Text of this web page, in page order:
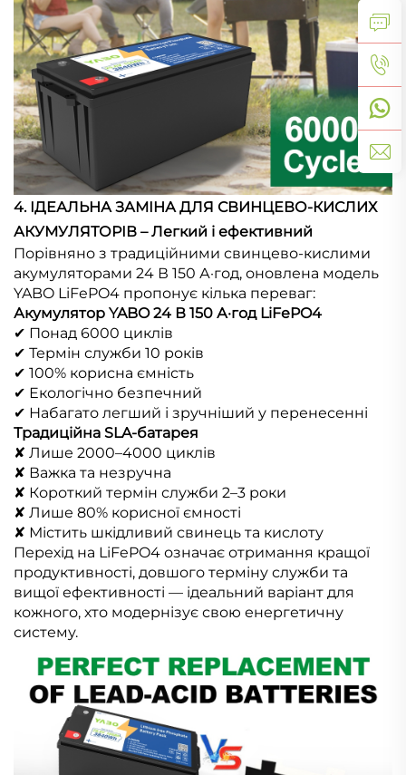
4. ІДЕАЛЬНА ЗАМІНА ДЛЯ СВИНЦЕВО-КИСЛИХ
АКУМУЛЯТОРІВ – Легкий і ефективний
Порівняно з традиційними свинцево-кислими
акумуляторами 24 В 150 А·год, оновлена модель
YABO LiFePO4 пропонує кілька переваг:
Акумулятор YABO 24 В 150 А·год LiFePO4
✔ Понад 6000 циклів
✔ Термін служби 10 років
✔ 100% корисна ємність
✔ Екологічно безпечний
✔ Набагато легший і зручніший у перенесенні
Традиційна SLA-батарея
✘ Лише 2000–4000 циклів
✘ Важка та незручна
✘ Короткий термін служби 2–3 роки
✘ Лише 80% корисної ємності
✘ Містить шкідливий свинець та кислоту
Перехід на LiFePO4 означає отримання кращої
продуктивності, довшого терміну служби та
вищої ефективності — ідеальний варіант для
кожного, хто модернізує свою енергетичну
систему.